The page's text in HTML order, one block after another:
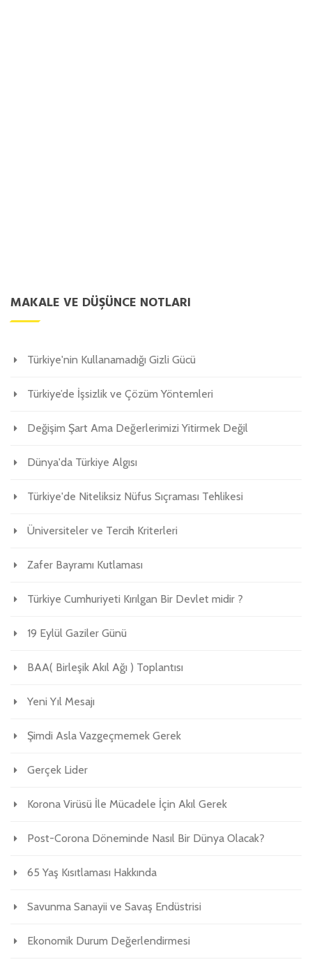
MAKALE VE DÜŞÜNCE NOTLARI
Türkiye'nin Kullanamadığı Gizli Gücü
Türkiye’de İşsizlik ve Çözüm Yöntemleri
Değişim Şart Ama Değerlerimizi Yitirmek Değil
Dünya'da Türkiye Algısı
Türkiye'de Niteliksiz Nüfus Sıçraması Tehlikesi
Üniversiteler ve Tercih Kriterleri
Zafer Bayramı Kutlaması
Türkiye Cumhuriyeti Kırılgan Bir Devlet midir ?
19 Eylül Gaziler Günü
BAA( Birleşik Akıl Ağı ) Toplantısı
Yeni Yıl Mesajı
Şimdi Asla Vazgeçmemek Gerek
Gerçek Lider
Korona Virüsü İle Mücadele İçin Akıl Gerek
Post-Corona Döneminde Nasıl Bir Dünya Olacak?
65 Yaş Kısıtlaması Hakkında
Savunma Sanayii ve Savaş Endüstrisi
Ekonomik Durum Değerlendirmesi